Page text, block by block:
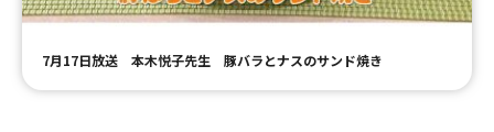
7月17日放送 本木悦子先生 豚バラとナスのサンド焼き